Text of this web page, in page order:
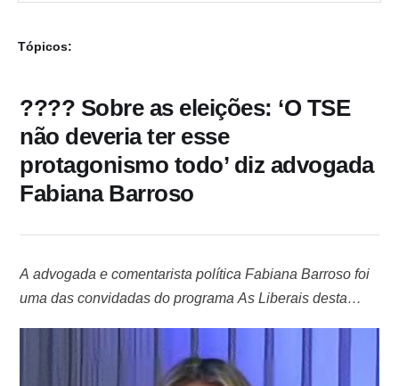
Tópicos:
???? Sobre as eleições: ‘O TSE
não deveria ter esse
protagonismo todo’ diz advogada
Fabiana Barroso
A advogada e comentarista política Fabiana Barroso foi
uma das convidadas do programa As Liberais desta
não foram isonômicas, com ministros do Tribunal
Superior Eleitoral mostrando claramente preferência por